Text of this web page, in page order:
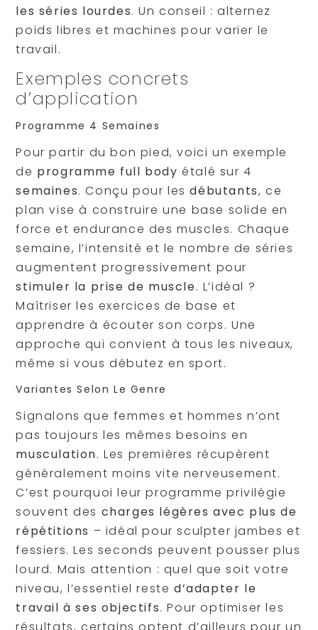
les séries lourdes. Un conseil : alternez
poids libres et machines pour varier le
travail.
Exemples concrets
d’application
Programme 4 Semaines
Pour partir du bon pied, voici un exemple
de programme full body étalé sur 4
semaines. Conçu pour lesdébutants, ce
plan vise à construire une base solide en
force et endurance des muscles. Chaque
semaine, l’intensité et le nombre de séries
augmentent progressivement pour
stimuler la prise de muscle. L’idéal ?
Maîtriser les exercices de base et
apprendre à écouter son corps. Une
approche qui convient à tous les niveaux,
même si vous débutez en sport.
Variantes Selon Le Genre
Signalons que femmes et hommes n’ont
pas toujours les mêmes besoins en
musculation. Les premières récupèrent
généralement moins vite nerveusement.
C’est pourquoi leur programme privilégie
souvent des charges légères avec plus de
répétitions – idéal pour sculpter jambes et
fessiers. Les seconds peuvent pousser plus
lourd. Mais attention : quel que soit votre
niveau, l’essentiel reste d’adapter le
travail à ses objectifs. Pour optimiser les
résultats, certains optent d’ailleurs pour un